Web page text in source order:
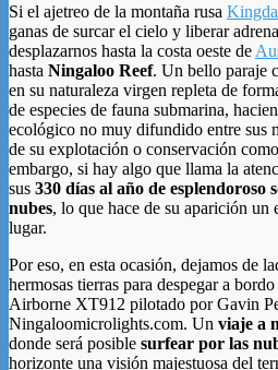
Si el ajetreo de la montaña rusa
ganas de surcar el cielo y liberar
desplazarnos hasta la costa oeste de
hasta Ningaloo Reef. Un bello paraje
en su naturaleza virgen repleta de
de especies de fauna submarina,
ecológico no muy difundido entre sus
de su explotación o conservación
embargo, si hay algo que llama la
sus 330 días al año de esplendoroso
nubes, lo que hace de su aparición un
lugar.
Por eso, en esta ocasión, dejamos de
hermosas tierras para despegar a
Airborne XT912 pilotado por Gavin
Ningaloomicrolights.com. Un viaje a
donde será posible surfear por las
horizonte una visión majestuosa del